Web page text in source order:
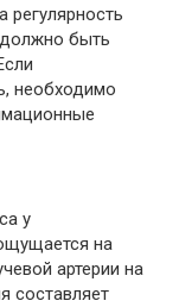
регулярность
быть
необходимо
у
на
артерии на
составляет